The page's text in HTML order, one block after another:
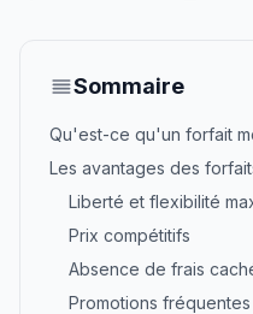
Sommaire
Qu'est-ce qu'un forfait
Les avantages des
Liberté et flexibilité
Prix compétitifs
Absence de frais
Promotions fréquentes